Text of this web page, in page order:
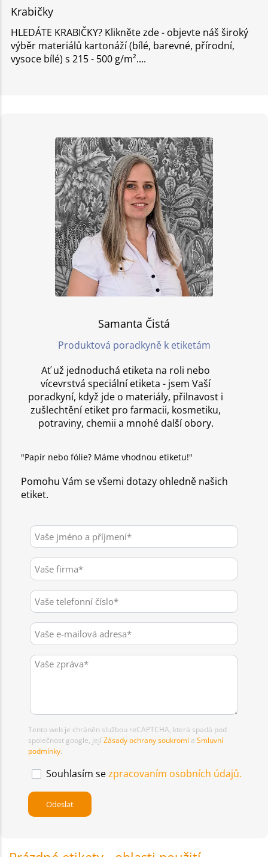
Krabičky
HLEDÁTE KRABIČKY? Klikněte zde - objevte náš široký
výběr materiálů kartonáží (bílé, barevné, přírodní,
vysoce bílé) s 215 - 500 g/m².
Samanta Čistá
Produktová poradkyně k etiketám
Ať už jednoduchá etiketa na roli nebo
vícevrstvá speciální etiketa - jsem Vaší
poradkyní, když jde o materiály, přilnavost i
zušlechtění etiket pro farmacii, kosmetiku,
potraviny, chemii a mnohé další obory.
"Papír nebo fólie? Máme vhodnou etiketu!"
Pomohu Vám se všemi dotazy ohledně našich
etiket.
Tento web je chráněn službou reCAPTCHA, která spadá pod
společnost google, jejíZásady ochrany soukromí a Smluvní
podmínky.
Souhlasím sezpracovaním osobních údajů.